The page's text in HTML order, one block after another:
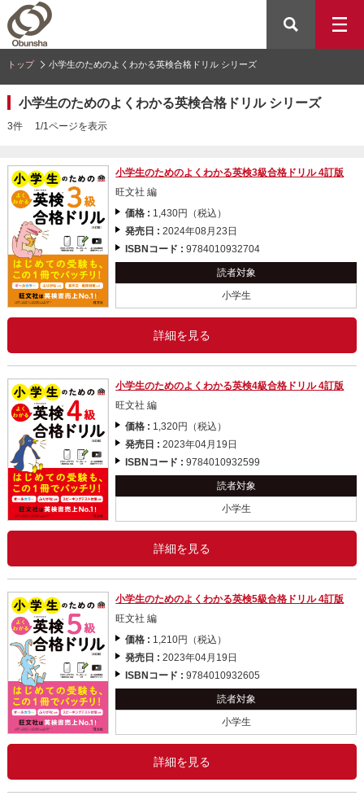
トップ 小学生のためのよくわかる英検合格ドリル シリーズ
小学生のためのよくわかる英検合格ドリル シリーズ
3件 1/1ページを表示
小学生のためのよくわかる英検3級合格ドリル 4訂版
旺文社 編
価格 : 1,430円（税込）
発売日 :2024年08月23日
ISBNコード :9784010932704
読者対象
小学生
詳細を見る
小学生のためのよくわかる英検4級合格ドリル 4訂版
旺文社 編
価格 : 1,320円（税込）
発売日 :2023年04月19日
ISBNコード :9784010932599
読者対象
小学生
詳細を見る
小学生のためのよくわかる英検5級合格ドリル 4訂版
旺文社 編
価格 : 1,210円（税込）
発売日 :2023年04月19日
ISBNコード :9784010932605
読者対象
小学生
詳細を見る